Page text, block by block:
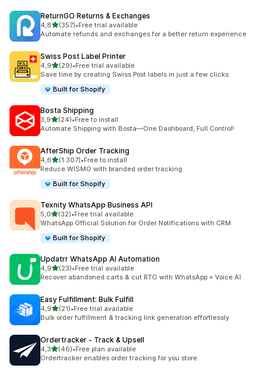
ReturnGO Returns & Exchanges
4,8z 5 hvězd
(357)
Celkový počet recenzí: 357
•Free trial available
Automate refunds and exchanges for a better return experience
Swiss Post Label Printer
4,9z 5 hvězd
(29)
Celkový počet recenzí: 29
•Free trial available
Save time by creating Swiss Post labels in just a few clicks.
Built for Shopify
Bosta Shipping
3,9z 5 hvězd
(24)
Celkový počet recenzí: 24
•Free to install
Automate Shipping with Bosta—One Dashboard, Full Control!
AfterShip Order Tracking
4,6z 5 hvězd
(1 307)
Celkový počet recenzí: 1307
•Free to install
Reduce WISMO with branded order tracking
Built for Shopify
Texnity WhatsApp Business API
5,0z 5 hvězd
(32)
Celkový počet recenzí: 32
•Free trial available
WhatsApp Official Solution for Order Notifications with CRM
Built for Shopify
Updatrr WhatsApp AI Automation
4,9z 5 hvězd
(23)
Celkový počet recenzí: 23
•Free trial available
Recover abandoned carts & cut RTO with WhatsApp + Voice AI
Easy Fulfillment: Bulk Fulfill
4,9z 5 hvězd
(21)
Celkový počet recenzí: 21
•Free trial available
Bulk order fulfillment & tracking link generation effortlessly
Ordertracker ‑ Track & Upsell
4,3z 5 hvězd
(46)
Celkový počet recenzí: 46
•Free plan available
Ordertracker enables order tracking for you store.